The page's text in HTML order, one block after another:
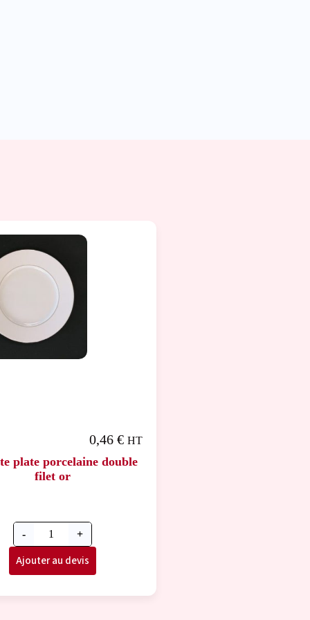
plate porcelaine double
filet or
0,46 € HT
- +
Ajouter au devis